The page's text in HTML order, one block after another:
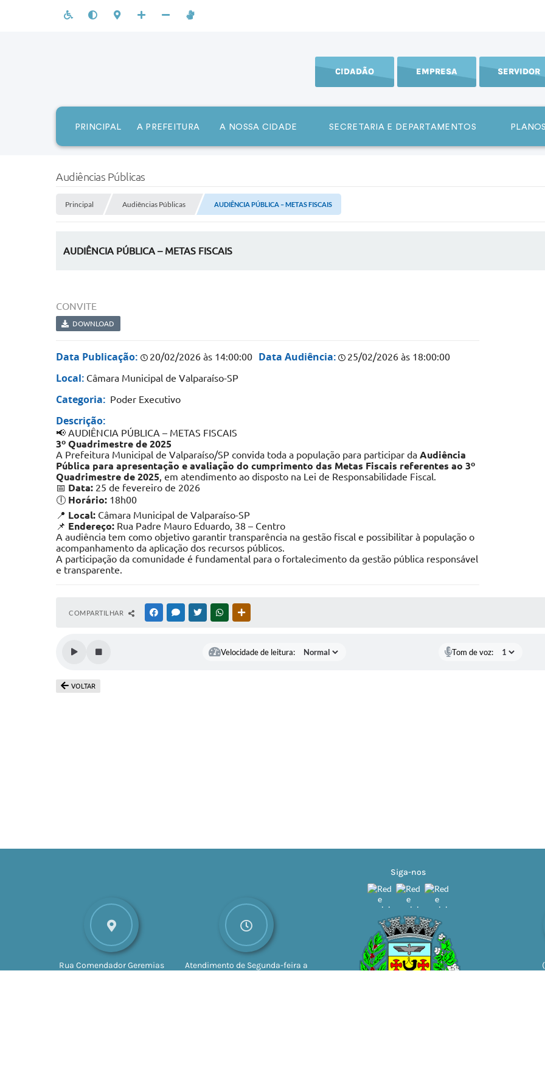
CIDADÃO EMPRESA SERVIDOR
PRINCIPAL A PREFEITURA A NOSSA CIDADE SECRETARIA E DEPARTAMENTOS
Audiências Públicas
Principal Audiências Públicas AUDIÊNCIA PÚBLICA – METAS FISCAIS
AUDIÊNCIA PÚBLICA – METAS FISCAIS
CONVITE
DOWNLOAD
Data Publicação: 20/02/2026 às 14:00:00 Data Audiência: 25/02/2026 às 18:00:00
Local: Câmara Municipal de Valparaíso-SP
Categoria: Poder Executivo
Descrição:
📢 AUDIÊNCIA PÚBLICA – METAS FISCAIS
3º Quadrimestre de 2025
A Prefeitura Municipal de Valparaíso/SP convida toda a população para participar da Audiência
Pública para apresentação e avaliação do cumprimento das Metas Fiscais referentes ao 3º
Quadrimestre de 2025, em atendimento ao disposto na Lei de Responsabilidade Fiscal.
📅 Data: 25 de fevereiro de 2026
🕕 Horário: 18h00
📍 Local: Câmara Municipal de Valparaíso-SP
📌 Endereço: Rua Padre Mauro Eduardo, 38 – Centro
A audiência tem como objetivo garantir transparência na gestão fiscal e possibilitar à população o
acompanhamento da aplicação dos recursos públicos.
A participação da comunidade é fundamental para o fortalecimento da gestão pública responsável
e transparente.
COMPARTILHAR FACEBOOKMESSENGER
TWITTERWHATSAPP
Velocidade de leitura: Tom de voz:
VOLTAR
Rua Comendador Geremias
Atendimento de Segunda-feira a
Siga-nos